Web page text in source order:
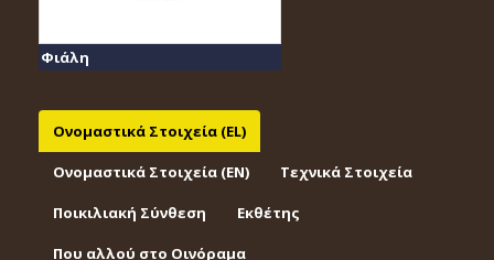
Φιάλη
Ονομαστικά Στοιχεία (EL)
Ονομαστικά Στοιχεία (EΝ) Τεχνικά Στοιχεία
Ποικιλιακή Σύνθεση Εκθέτης
Που αλλού στο Οινόραμα